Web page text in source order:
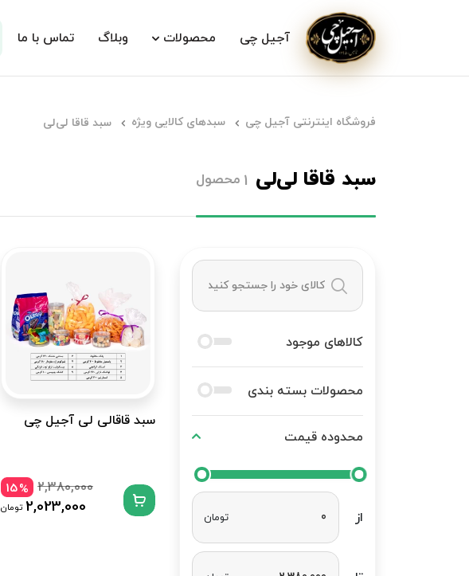
آجیل چی محصولات وبلاگ تماس با ما
فروشگاه اینترنتی آجیل چی سبدهای کالایی ویژه سبد قاقا لی‌لی
سبد قاقا لی‌لی 1 محصول
کالاهای موجود
محصولات بسته بندی
محدوده قیمت
از تومان
سبد قاقالی لی آجیل چی
2,380,000
%
15
2,023,000 تومان